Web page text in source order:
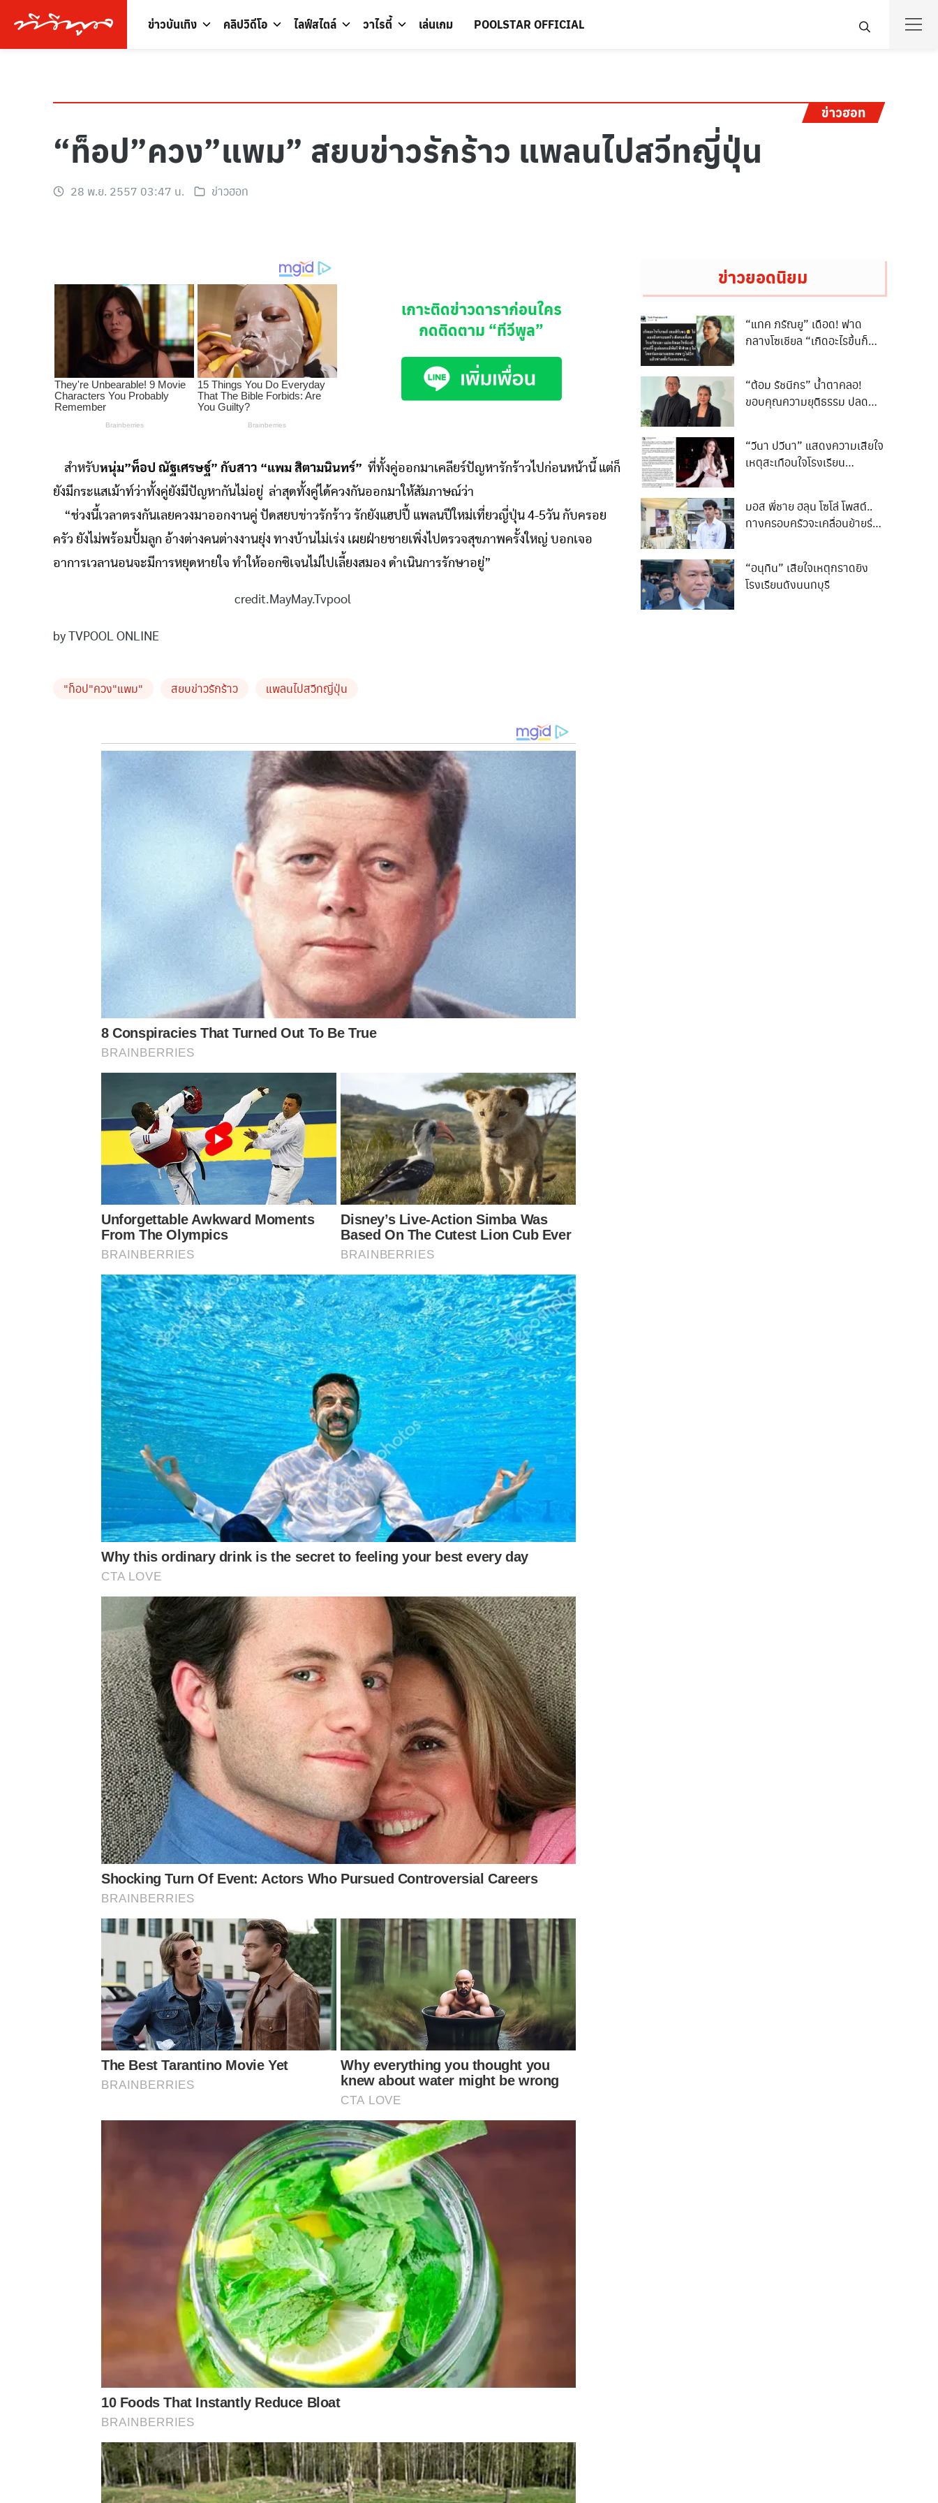
ข่าวบันเทิง คลิปวิดีโอ ไลฟ์สไตล์ วาไรตี้ เล่นเกม POOLSTAR OFFICIAL
ข่าวฮอท
“ท็อป”ควง”แพม” สยบข่าวรักร้าว แพลนไปสวีทญี่ปุ่น
28 พ.ย. 2557 03:47 น. ข่าวฮอท
เกาะติดข่าวดาราก่อนใคร
กดติดตาม “ทีวีพูล”
สำหรับหนุ่ม”ท็อป ณัฐเศรษฐ์” กับสาว “แพม สิตามนินทร์” ที่ทั้งคู่ออกมาเคลียร์ปัญหารักร้าวไปก่อนหน้านี้ แต่ก็
ยังมีกระแสเม้าท์ว่าทั้งคู่ยังมีปัญหากันไม่อยู่ ล่าสุดทั้งคู่ได้ควงกันออกมาให้สัมภาษณ์ว่า
“ช่วงนี้เวลาตรงกันเลยควงมาออกงานคู่ ปัดสยบข่าวรักร้าว รักยังแฮปปี้ แพลนปีใหม่เที่ยวญี่ปุ่น 4-5วัน กับครอย
ครัว ยังไม่พร้อมปั้มลูก อ้างต่างคนต่างงานยุ่ง ทางบ้านไม่เร่ง เผยฝ่ายชายเพิ่งไปตรวจสุขภาพครั้งใหญ่ บอกเจอ
อาการเวลานอนจะมีการหยุดหายใจ ทำให้ออกซิเจนไม่ไปเลี้ยงสมอง ดำเนินการรักษาอยู่”
credit.MayMay.Tvpool
by TVPOOL ONLINE
"ท็อป"ควง"แพม" สยบข่าวรักร้าว แพลนไปสวีทญี่ปุ่น
8 Conspiracies That Turned Out To Be True
BRAINBERRIES
Unforgettable Awkward Moments
From The Olympics
BRAINBERRIES
Disney’s Live-Action Simba Was
Based On The Cutest Lion Cub Ever
BRAINBERRIES
Why this ordinary drink is the secret to feeling your best every day
CTA LOVE
Shocking Turn Of Event: Actors Who Pursued Controversial Careers
BRAINBERRIES
The Best Tarantino Movie Yet
BRAINBERRIES
Why everything you thought you
knew about water might be wrong
CTA LOVE
10 Foods That Instantly Reduce Bloat
BRAINBERRIES
ข่าวยอดนิยม
“แทค ภรัณยู” เดือด! ฟาด
กลางโซเชียล “เกิดอะไรขึ้นก็
“ต้อม รัชนีกร” น้ำตาคลอ!
ขอบคุณความยุติธรรม ปลด
“วีนา ปวีนา” แสดงความเสียใจ
เหตุสะเทือนใจโรงเรียน
มอส พี่ชาย ฮลุน โซโล่ โพสต์..
ทางครอบครัวจะเคลื่อนย้ายร่าง
“อนุทิน” เสียใจเหตุกราดยิง
โรงเรียนดังนนทบุรี